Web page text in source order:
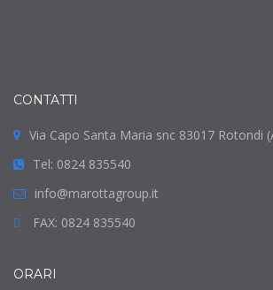
CONTATTI
Via Capo Santa Maria snc 83017 Rotondi
Tel: 0824 835540
info@marottagroup.it
FAX: 0824 835540
ORARI